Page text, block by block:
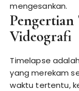
mengesankan.
Pengertian
Videografi
Timelapse
yang merekam
waktu tertentu,